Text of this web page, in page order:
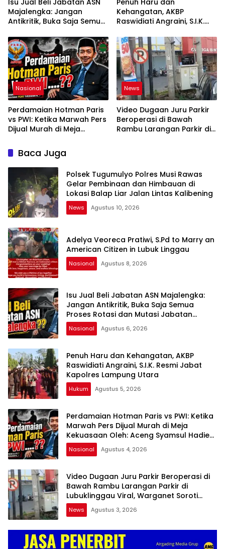
Isu Jual Beli Jabatan ASN
Majalengka: Jangan
Antikritik, Buka Saja Semua
Jabatan kepada Publik
Oleh: Aceng Syamsul
Hadie, S.Sos., MM. Ketua
Dewan Pembina Pusat
ASWIN
Penuh Haru dan
Kehangatan, AKBP
Raswidiati Angraini, S.I.K.
Lampung Utara
Nasional
Perdamaian Hotman Paris
vs PWI: Ketika Marwah Pers
Dijual Murah di Meja
Syamsul Hadie (ASH)”
News
Video Dugaan Juru Parkir
Beroperasi di Bawah
Rambu Larangan Parkir di
Baca Juga
Polsek Tugumulyo Polres Musi Rawas
Gelar Pembinaan dan Himbauan di
Lokasi Balap Liar Jalan Lintas Kalibening
News Agustus 10, 2026
Adelya Veoreca Pratiwi, S.Pd to Marry an
American Citizen in Lubuk Linggau
Nasional Agustus 8, 2026
Isu Jual Beli Jabatan ASN Majalengka:
Jangan Antikritik, Buka Saja Semua
Proses Rotasi dan Mutasi Jabatan
kepada Publik Oleh: Aceng Syamsul
Hadie, S.Sos., MM. Ketua Dewan Pembina
Nasional Agustus 6, 2026
Penuh Haru dan Kehangatan, AKBP
Raswidiati Angraini, S.I.K. Resmi Jabat
Kapolres Lampung Utara
Hukum Agustus 5, 2026
Perdamaian Hotman Paris vs PWI: Ketika
Marwah Pers Dijual Murah di Meja
Kekuasaan Oleh: Aceng Syamsul Hadie
(ASH)”
Nasional Agustus 4, 2026
Video Dugaan Juru Parkir Beroperasi di
Bawah Rambu Larangan Parkir di
Lubuklinggau Viral, Warganet Soroti
Dugaan Pelanggaran
News Agustus 3, 2026